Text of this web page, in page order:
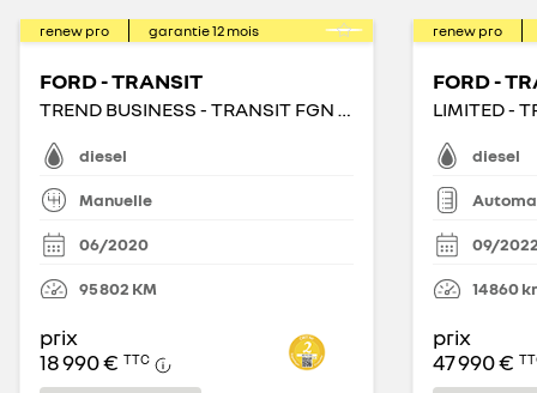
renew pro garantie12 mois
FORD - TRANSIT
TREND BUSINESS - TRANSIT FGN T310 L2H2 2.0 ECOBLUE 105 S&S
diesel
Manuelle
06/2020
95 802 KM
prix
18 990 € TTC
renew pro
FORD -
diesel
09/
14 860
prix
47 990 €